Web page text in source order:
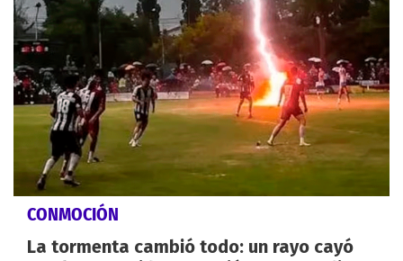
CONMOCIÓN
La tormenta cambió todo: un rayo cayó